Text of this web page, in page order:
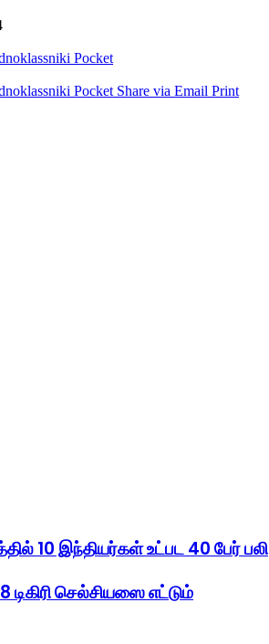
Pocket
Pocket Share via Email Print
10 இந்தியர்கள் உட்பட 40 பேர் பலி
செல்சியஸை எட்டும்